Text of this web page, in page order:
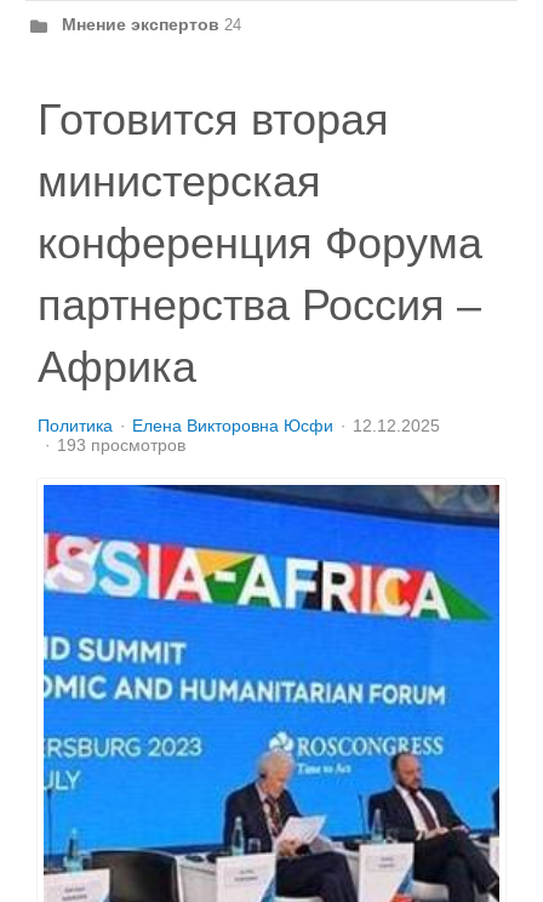
Мнение экспертов 24
Готовится вторая
министерская
конференция Форума
партнерства Россия –
Африка
Политика Елена Викторовна Юсфи
12.12.2025
193 просмотров